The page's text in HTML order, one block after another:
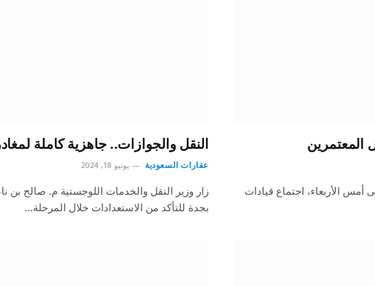
المعتمرين
الأربعاء، اجتماع قيادات
النقل والجوازات.. جاهزية كاملة
عقارات السعودية يونيو 18, 2024
زار وزير النقل والخدمات اللوجستية م. صالح بن
بجدة للتأكد من الاستعدادات خلال المرحلة…